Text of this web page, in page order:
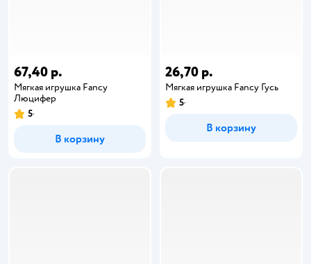
67,40 р.
Мягкая игрушка Fancy
Люцифер
5
В корзину
26,70 р.
Мягкая игрушка Fancy Гусь
5
В корзину